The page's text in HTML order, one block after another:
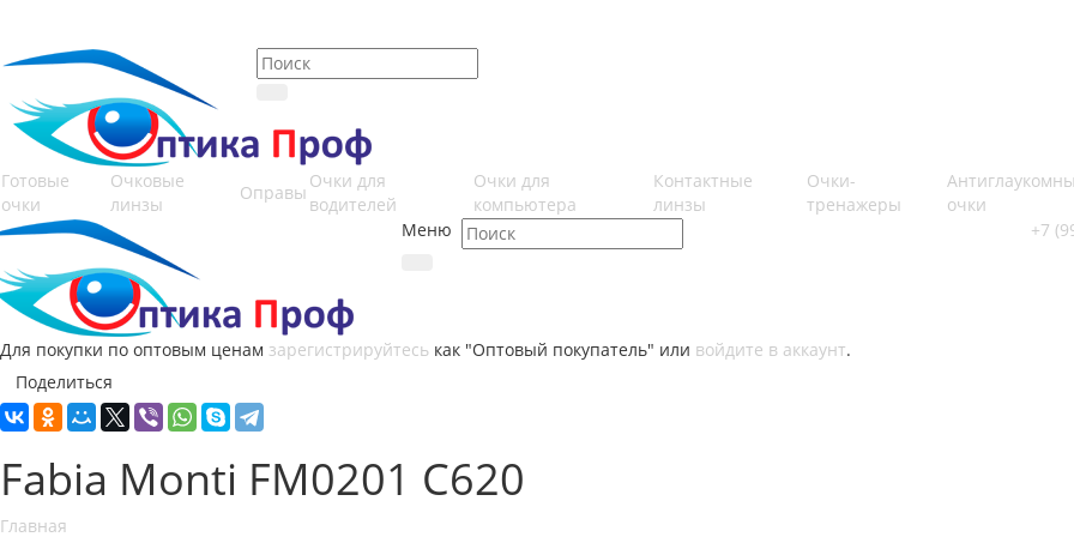
Готовые
очки
Очковые
линзы
Оправы
Очки для
водителей
Очки для
компьютера
Контактные
линзы
Очки-
тренажеры
очки
Меню
+7
Для покупки по оптовым ценам зарегистрируйтесь как "Оптовый покупатель" или войдите в аккаунт.
Поделиться
Fabia Monti FM0201 C620
Главная